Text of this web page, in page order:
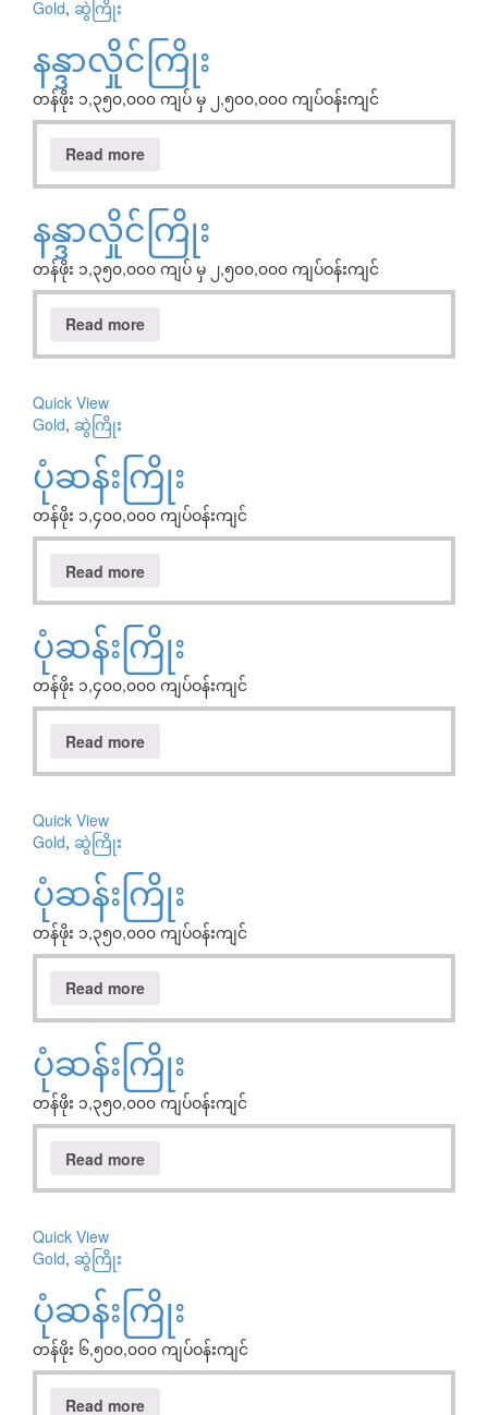
Gold, ဆွဲကြိုး
နန္ဒာလှိုင်ကြိုး
တန်ဖိုး ၁,၃၅၀,၀၀၀ ကျပ် မှ ၂,၅၀၀,၀၀၀ ကျပ်ဝန်းကျင်
Read more
နန္ဒာလှိုင်ကြိုး
တန်ဖိုး ၁,၃၅၀,၀၀၀ ကျပ် မှ ၂,၅၀၀,၀၀၀ ကျပ်ဝန်းကျင်
Read more
Quick View
Gold, ဆွဲကြိုး
ပုံဆန်းကြိုး
တန်ဖိုး ၁,၄၀၀,၀၀၀ ကျပ်ဝန်းကျင်
Read more
ပုံဆန်းကြိုး
တန်ဖိုး ၁,၄၀၀,၀၀၀ ကျပ်ဝန်းကျင်
Read more
Quick View
Gold, ဆွဲကြိုး
ပုံဆန်းကြိုး
တန်ဖိုး ၁,၃၅၀,၀၀၀ ကျပ်ဝန်းကျင်
Read more
ပုံဆန်းကြိုး
တန်ဖိုး ၁,၃၅၀,၀၀၀ ကျပ်ဝန်းကျင်
Read more
Quick View
Gold, ဆွဲကြိုး
ပုံဆန်းကြိုး
တန်ဖိုး ၆,၅၀၀,၀၀၀ ကျပ်ဝန်းကျင်
Read more